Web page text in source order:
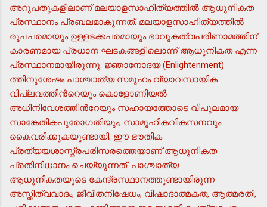
അറുപതുകളിലാണ് മലയാളസാഹിത്യത്തില്‍ ആധുനികത
പ്രസ്ഥാനം പ്രബലമാകുന്നത്. മലയാളസാഹിത്യത്തില്‍
രൂപപരമായും ഉള്ളടക്കപരമായും ഭാവുകത്വപരിണാമത്തിന്
കാരണമായ പ്രധാന ഘടകങ്ങളിലൊന്ന് ആധുനികത എന്ന
പ്രസ്ഥാനമായിരുന്നു. ജ്ഞാനോദയ (Enlightenment)
ത്തിനുശേഷം പാശ്ചാത്യ സമൂഹം വ്യാവസായിക
വിപ്ലവത്തിന്‍റെയും കൊളോണിയല്‍
അധിനിവേശത്തിന്‍റേയും സഹായത്തോടെ വിപുലമായ
സാങ്കേതികപുരോഗതിയും, സാമൂഹികവികസനവും
കൈവരിക്കുകയുണ്ടായി; ഈ ഭൗതിക
പ്രത്യയശാസ്ത്രപരിസരത്തെയാണ് ആധുനികത
പ്രതിനിധാനം ചെയ്യുന്നത്. പാശ്ചാത്യ
ആധുനികതയുടെ കേന്ദ്രസ്ഥാനത്തുണ്ടായിരുന്ന
അസ്തിത്വവാദം, ജീവിതനിഷേധം, വിഷാദാത്മകത, ആത്മരതി,